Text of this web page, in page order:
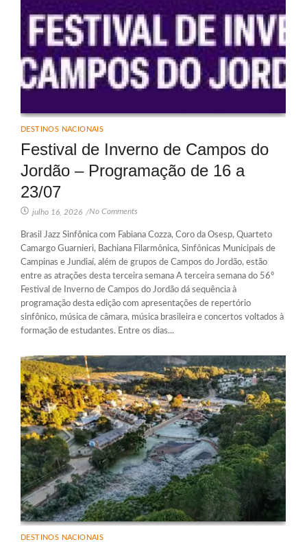
DESTINOS NACIONAIS
Festival de Inverno de Campos do
Jordão – Programação de 16 a
23/07
julho 16, 2026 /No Comments
Brasil Jazz Sinfônica com Fabiana Cozza, Coro da Osesp, Quarteto
Camargo Guarnieri, Bachiana Filarmônica, Sinfônicas Municipais de
Campinas e Jundiaí, além de grupos de Campos do Jordão, estão
entre as atrações desta terceira semana A terceira semana do 56º
Festival de Inverno de Campos do Jordão dá sequência à
programação desta edição com apresentações de repertório
sinfônico, música de câmara, música brasileira e concertos voltados à
formação de estudantes. Entre os dias...
DESTINOS NACIONAIS